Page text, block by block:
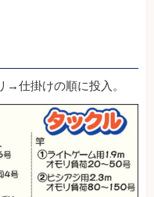
→仕掛けの順に投入。